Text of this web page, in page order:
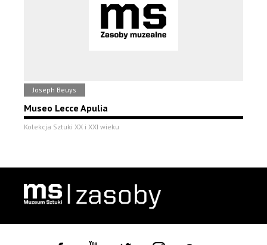
Joseph Beuys
Museo Lecce Apulia
Kolekcja Sztuki XX i XXI wieku